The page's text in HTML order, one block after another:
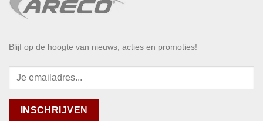
Blijf op de hoogte van nieuws, acties en promoties!